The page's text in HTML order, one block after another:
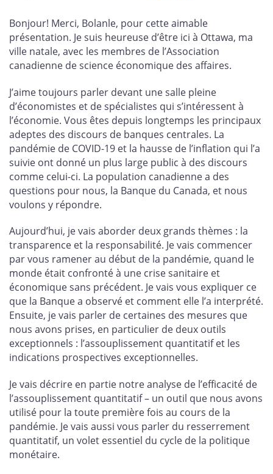
Facebook
X
LinkedIncourriel
Bonjour! Merci, Bolanle, pour cette aimable
présentation. Je suis heureuse d’être ici à Ottawa, ma
ville natale, avec les membres de l’Association
canadienne de science économique des affaires.
J’aime toujours parler devant une salle pleine
d’économistes et de spécialistes qui s’intéressent à
l’économie. Vous êtes depuis longtemps les principaux
adeptes des discours de banques centrales. La
pandémie de COVID-19 et la hausse de l’inflation qui l’a
suivie ont donné un plus large public à des discours
comme celui-ci. La population canadienne a des
questions pour nous, la Banque du Canada, et nous
voulons y répondre.
Aujourd’hui, je vais aborder deux grands thèmes : la
transparence et la responsabilité. Je vais commencer
par vous ramener au début de la pandémie, quand le
monde était confronté à une crise sanitaire et
économique sans précédent. Je vais vous expliquer ce
que la Banque a observé et comment elle l’a interprété.
Ensuite, je vais parler de certaines des mesures que
nous avons prises, en particulier de deux outils
exceptionnels : l’assouplissement quantitatif et les
indications prospectives exceptionnelles.
Je vais décrire en partie notre analyse de l’efficacité de
l’assouplissement quantitatif – un outil que nous avons
utilisé pour la toute première fois au cours de la
pandémie. Je vais aussi vous parler du resserrement
quantitatif, un volet essentiel du cycle de la politique
monétaire.